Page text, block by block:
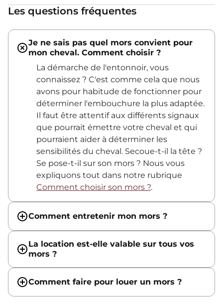
Les questions fréquentes
Je ne sais pas quel mors convient pour
mon cheval. Comment choisir ?
La démarche de l'entonnoir, vous
connaissez ? C'est comme cela que nous
avons pour habitude de fonctionner pour
déterminer l'embouchure la plus adaptée.
Il faut être attentif aux différents signaux
que pourrait émettre votre cheval et qui
pourraient aider à déterminer les
sensibilités du cheval. Secoue-t-il la tête ?
Se pose-t-il sur son mors ? Nous vous
expliquons tout dans notre rubrique
Comment choisir son mors ?.
Comment entretenir mon mors ?
La location est-elle valable sur tous vos
mors ?
Comment faire pour louer un mors ?